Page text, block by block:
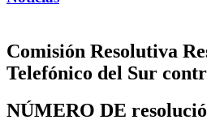
Comisión Resolutiva
Telefónico del Sur
NÚMERO DE